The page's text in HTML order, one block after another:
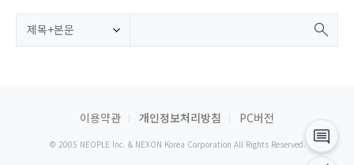
제목+본문
이용약관 개인정보처리방침 PC버전
© 2005 NEOPLE Inc. & NEXON Korea Corporation All Rights Reserved.